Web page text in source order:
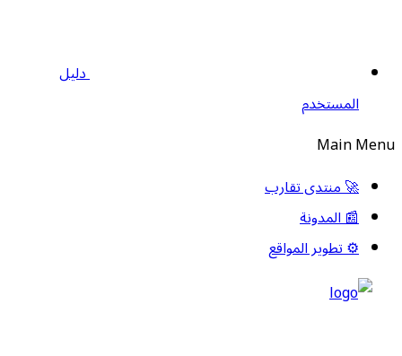
دليل
المستخدم
Main Menu
🚀 منتدى تقارب
📰 المدونة
⚙️ تطوير المواقع